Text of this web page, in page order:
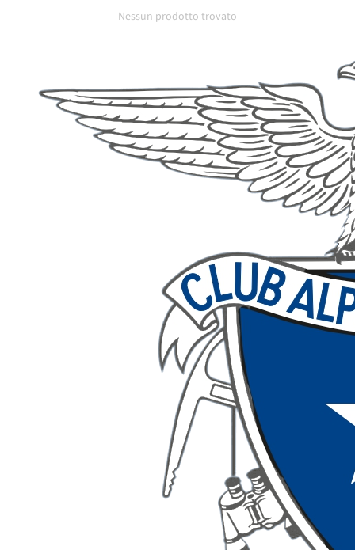
Nessun prodotto trovato